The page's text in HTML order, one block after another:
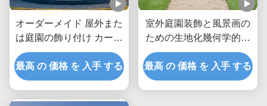
オーダーメイド 屋外また
は庭園の飾り付け カーテ
ン鋼リング
最高 の 価格 を 入手 する
室外庭園装飾と風景画の
ための生地化幾何学的コ
ーテン鋼彫刻
最高 の 価格 を 入手 する